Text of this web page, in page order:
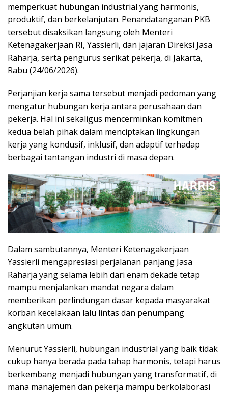
memperkuat hubungan industrial yang harmonis,
produktif, dan berkelanjutan. Penandatanganan PKB
tersebut disaksikan langsung oleh Menteri
Ketenagakerjaan RI, Yassierli, dan jajaran Direksi Jasa
Raharja, serta pengurus serikat pekerja, di Jakarta,
Rabu (24/06/2026).
Perjanjian kerja sama tersebut menjadi pedoman yang
mengatur hubungan kerja antara perusahaan dan
pekerja. Hal ini sekaligus mencerminkan komitmen
kedua belah pihak dalam menciptakan lingkungan
kerja yang kondusif, inklusif, dan adaptif terhadap
berbagai tantangan industri di masa depan.
Dalam sambutannya, Menteri Ketenagakerjaan
Yassierli mengapresiasi perjalanan panjang Jasa
Raharja yang selama lebih dari enam dekade tetap
mampu menjalankan mandat negara dalam
memberikan perlindungan dasar kepada masyarakat
korban kecelakaan lalu lintas dan penumpang
angkutan umum.
Menurut Yassierli, hubungan industrial yang baik tidak
cukup hanya berada pada tahap harmonis, tetapi harus
berkembang menjadi hubungan yang transformatif, di
mana manajemen dan pekerja mampu berkolaborasi